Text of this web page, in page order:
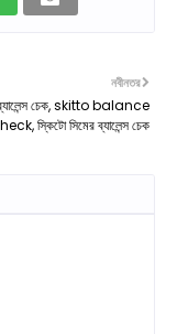
নবীনতর
চেক, skitto balance
স্কিটো সিমের ব্যালেন্স চেক